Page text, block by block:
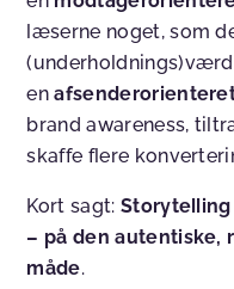
læserne noget, som
en
brand awareness,
skaffe flere
Kort sagt: Storytelling
– på den autentiske,
måde.